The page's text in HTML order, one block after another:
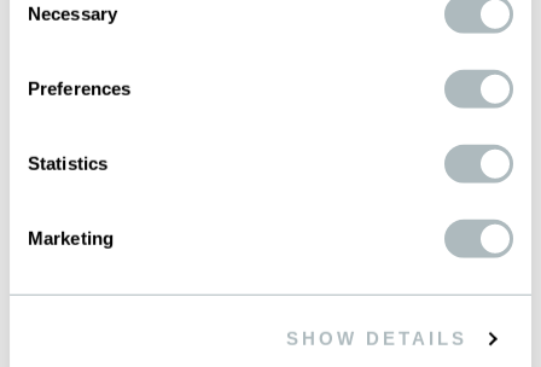
Selection
Necessary
Preferences
Statistics
Marketing
SHOW DETAILS
SIEBDRUCK
FACHTECHNIK